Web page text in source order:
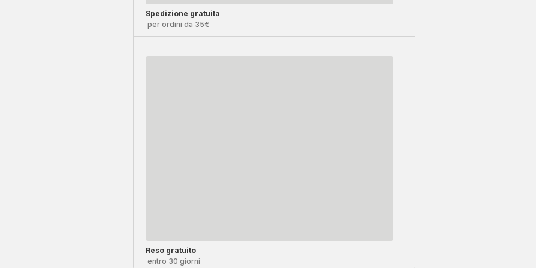
Spedizione gratuita
per ordini da 35€
Reso gratuito
entro 30 giorni